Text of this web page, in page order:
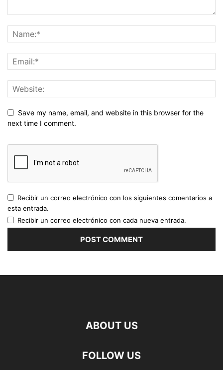
Save my name, email, and website in this browser for the
next time I comment.
Recibir un correo electrónico con los siguientes comentarios a
esta entrada.
Recibir un correo electrónico con cada nueva entrada.
ABOUT US
FOLLOW US